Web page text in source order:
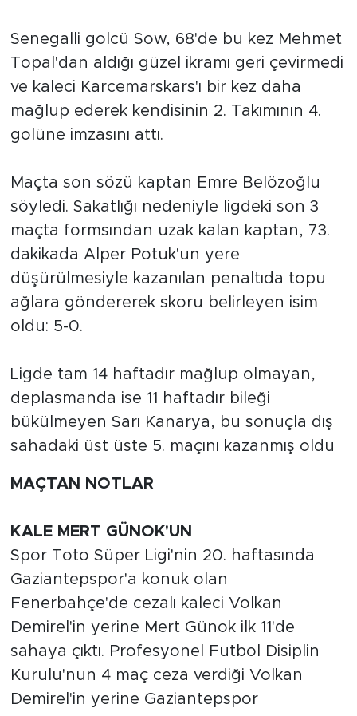
Senegalli golcü Sow, 68'de bu kez Mehmet
Topal'dan aldığı güzel ikramı geri çevirmedi
ve kaleci Karcemarskars'ı bir kez daha
mağlup ederek kendisinin 2. Takımının 4.
golüne imzasını attı.
Maçta son sözü kaptan Emre Belözoğlu
söyledi. Sakatlığı nedeniyle ligdeki son 3
maçta formsından uzak kalan kaptan, 73.
dakikada Alper Potuk'un yere
düşürülmesiyle kazanılan penaltıda topu
ağlara göndererek skoru belirleyen isim
oldu: 5-0.
Ligde tam 14 haftadır mağlup olmayan,
deplasmanda ise 11 haftadır bileği
bükülmeyen Sarı Kanarya, bu sonuçla dış
sahadaki üst üste 5. maçını kazanmış oldu
MAÇTAN NOTLAR
KALE MERT GÜNOK'UN
Spor Toto Süper Ligi'nin 20. haftasında
Gaziantepspor'a konuk olan
Fenerbahçe'de cezalı kaleci Volkan
Demirel'in yerine Mert Günok ilk 11'de
sahaya çıktı. Profesyonel
Futbol Disiplin
Kurulu'nun 4 maç ceza verdiği Volkan
Demirel'in yerine Gaziantepspor
Asayiş
Siyaset
Adıyaman